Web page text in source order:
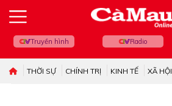
Truyền hình Radio
THỜI SỰ CHÍNH TRỊ KINH TẾ XÃ HỘI